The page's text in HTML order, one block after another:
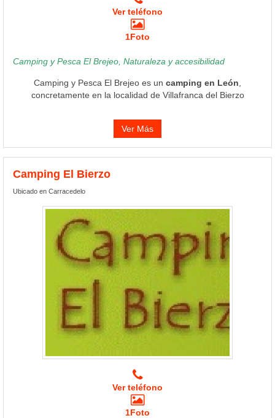
Ver teléfono
1Foto
Camping y Pesca El Brejeo, Naturaleza y accesibilidad
Camping y Pesca El Brejeo es un camping en León
concretamente en la localidad de Villafranca del Bierzo
Ver Más
Camping El Bierzo
Ubicado en Carracedelo
Ver teléfono
1Foto